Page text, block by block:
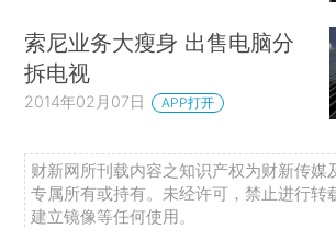
索尼业务大瘦身 出售电脑分
拆电视
2014年02月07日 APP打开
财新网所刊载内容之知识产权为财新传媒
专属所有或持有。未经许可，禁止进行转
建立镜像等任何使用。